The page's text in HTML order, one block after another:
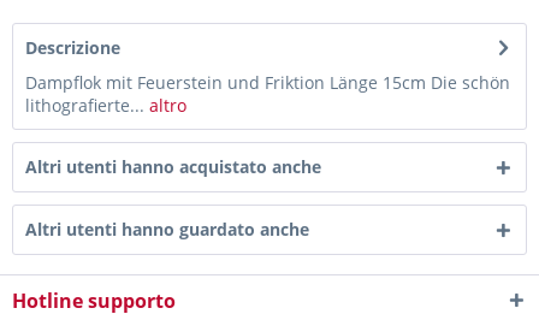
Descrizione
Dampflok mit Feuerstein und Friktion Länge 15cm Die schön
lithografierte... altro
Altri utenti hanno acquistato anche
Altri utenti hanno guardato anche
Hotline supporto